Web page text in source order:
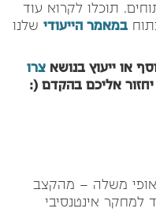
תוכלו לקרוא עוד
במאמר הייעודי שלנו
או ייעוץ בנושאצרו
יחזור אליכם בהקדם (:
אופי משלה – מהקצב
למחקר אינטנסיבי